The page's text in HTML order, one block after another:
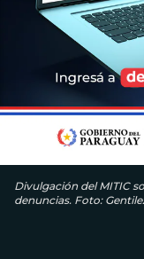
Divulgación del MITIC
denuncias. Foto: